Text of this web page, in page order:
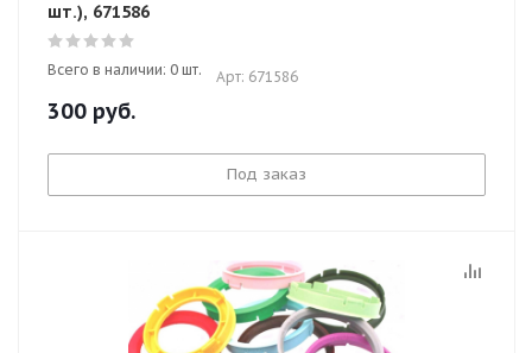
шт.), 671586
Всего в наличии: 0 шт. Арт: 671586
300 руб.
Под заказ